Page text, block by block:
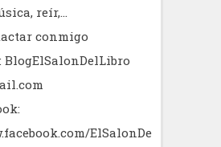
reír,...
conmigo
BlogElSalonDelLibro
ElSalonDe